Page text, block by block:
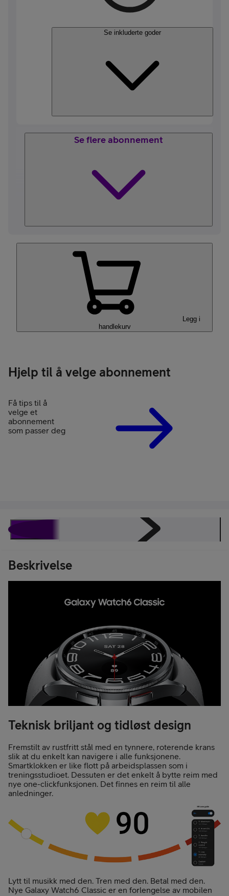
Se inkluderte goder
Se flere abonnement
Legg i
handlekurv
Hjelp til å velge abonnement
Få tips til å
velge et
abonnement
som passer deg
Rabattavtale
Beskrivelse
Teknisk briljant og tidløst design
Fremstilt av rustfritt stål med en tynnere, roterende krans
slik at du enkelt kan navigere i alle funksjonene.
Smartklokken er like flott på arbeidsplassen som i
treningsstudioet. Dessuten er det enkelt å bytte reim med
nye one-clickfunksjonen. Det finnes en reim til alle
anledninger.
Lytt til musikk med den. Tren med den. Betal med den.
Nye Galaxy Watch6 Classic er en forlengelse av mobilen